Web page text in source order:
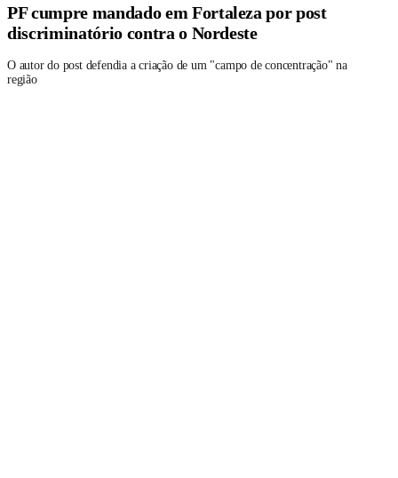
PF cumpre mandado em Fortaleza por post
discriminatório contra o Nordeste
O autor do post defendia a criação de um "campo de concentração" na
região